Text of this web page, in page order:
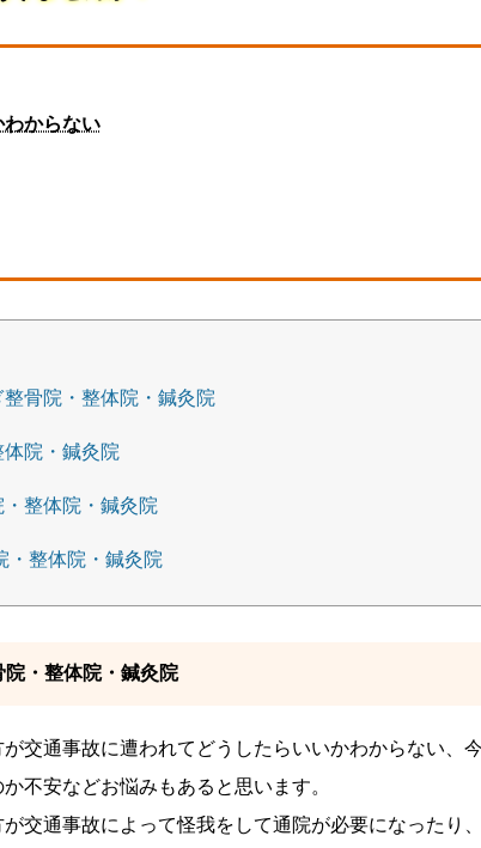
からない
骨院・整体院・鍼灸院
院・鍼灸院
整体院・鍼灸院
・整体院・鍼灸院
・整体院・鍼灸院
が交通事故に遭われてどうしたらいいかわからない、
不安などお悩みもあると思います。
が交通事故によって怪我をして通院が必要になったり